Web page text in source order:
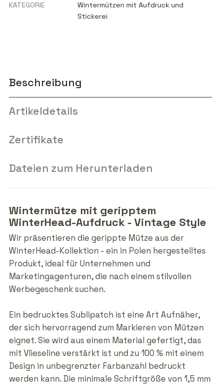
KATEGORIE
Wintermützen mit Aufdruck und
Stickerei
Beschreibung
Artikeldetails
Zertifikate
Dateien zum Herunterladen
Wintermütze mit geripptem
WinterHead-Aufdruck - Vintage Style
Wir präsentieren die gerippte Mütze aus der
WinterHead-Kollektion - ein in Polen hergestelltes
Produkt, ideal für Unternehmen und
Marketingagenturen, die nach einem stilvollen
Werbegeschenk suchen.
Ein bedrucktes Sublipatch ist eine Art Aufnäher,
der sich hervorragend zum Markieren von Mützen
eignet. Sie wird aus einem Material gefertigt, das
mit Vlieseline verstärkt ist und zu 100 % mit einem
Design in unbegrenzter Farbanzahl bedruckt
werden kann. Die minimale Schriftgröße von 1,5 mm